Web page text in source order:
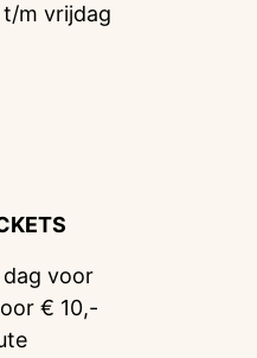
t/m vrijdag
voor
€ 10,-